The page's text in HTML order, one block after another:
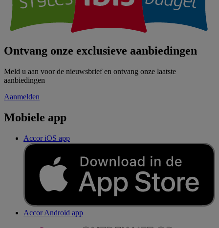
Ontvang onze exclusieve aanbiedingen
Meld u aan voor de nieuwsbrief en ontvang onze laatste
aanbiedingen
Aanmelden
Mobiele app
Accor iOS app
Accor Android app